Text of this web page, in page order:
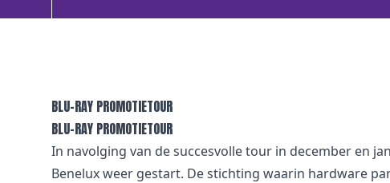
BLU-RAY PROMOTIETOUR
BLU-RAY PROMOTIETOUR
In navolging van de succesvolle tour in december en
Benelux weer gestart. De stichting waarin hardware